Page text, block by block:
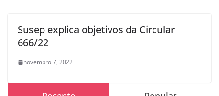
Susep explica objetivos da Circular
666/22
novembro 7, 2022